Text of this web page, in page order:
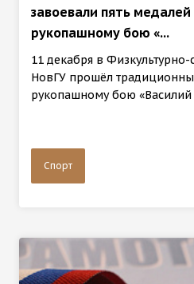
завоевали пять
рукопашному бою «...
11 декабря в
НовГУ прошёл
рукопашному бою «Василий
Спорт